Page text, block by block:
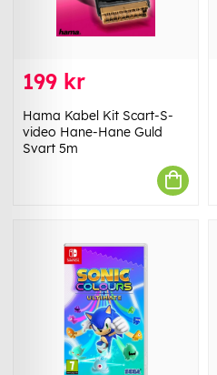
199 kr
Hama Kabel Kit Scart-S-
video Hane-Hane Guld
Svart 5m